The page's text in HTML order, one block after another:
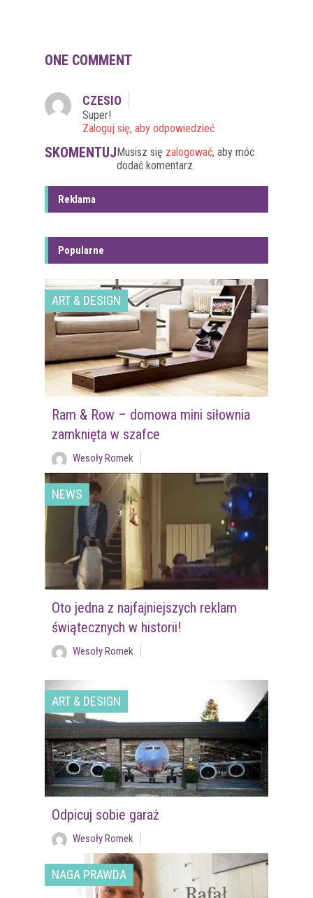
ONE COMMENT
CZESIO
Super!
Zaloguj się, aby odpowiedzieć
SKOMENTUJ Musisz się zalogować, aby móc
dodać komentarz.
Reklama
Popularne
ART & DESIGN
Ram & Row – domowa mini siłownia
zamknięta w szafce
Wesoły Romek
NEWS
Oto jedna z najfajniejszych reklam
świątecznych w historii!
Wesoły Romek
ART & DESIGN
Odpicuj sobie garaż
Wesoły Romek
NAGA PRAWDA